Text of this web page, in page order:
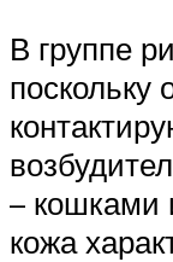
В группе
поскольку
– кошками
кожа